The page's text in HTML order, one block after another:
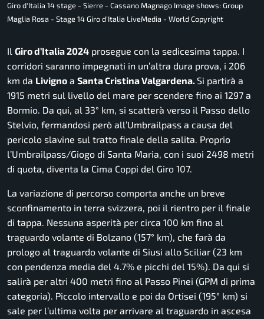
Giro d'Italia 14 stage - Sierre - Cassano Magnago Image shows: Group
Maglia Rosa - Stage 14 Giro d'Italia LiveMedia - World Copyright
Il Giro d’Italia 2024 prosegue con la sedicesima tappa. I
corridori saranno impegnati in un’altra dura prova, i 206
km da Livigno a Santa Cristina Valgardena. Si partirà a
1915 metri sul livello del mare per scendere fino ai 1297 a
Bormio. Da qui, al 33° km, si scatterà verso il Passo dello
Stelvio, fermandosi però all’Umbrailpass a causa del
pericolo slavine sul tratto finale della salita. Proprio
l’Umbrailpass/Giogo di Santa Maria, con i suoi 2498 metri
di quota, diventa la Cima Coppi del Giro 107.
La variazione di percorso comporta anche un breve
sconfinamento in terra svizzera, poi il rientro per il finale
di tappa. Nessuna asperità per circa 100 km fino al
traguardo volante di Bolzano (157° km), che farà da
prologo al traguardo volante di Siusi allo Sciliar (23 km
con pendenza media del 4.7% e picchi del 15%). Da qui si
salirà per altri 400 metri fino al Passo Pinei (GPM di prima
categoria). Piccolo intervallo e poi da Ortisei (195° km) si
sale per l’ultima volta per arrivare al traguardo in ascesa